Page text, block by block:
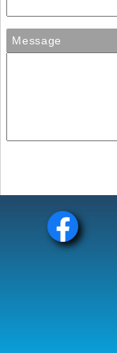
Message